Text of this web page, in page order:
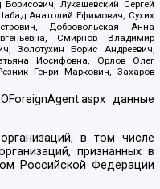
Лукашевский Сергей
Анатолий Ефимович, Сухих
Добровольская Анна
Смирнов Владимир
Золотухин Борис Андреевич,
Иосифовна, Орлов Олег
Генри Маркович, Захаров
данные
в том числе
признанных в
Российской Федерации